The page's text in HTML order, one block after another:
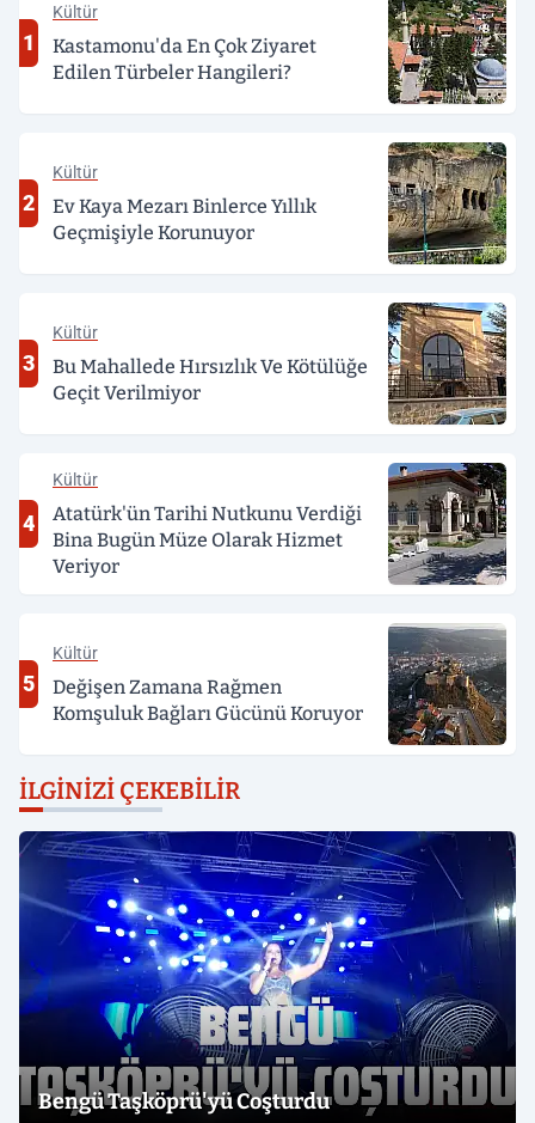
1
Kültür
Kastamonu'da En Çok Ziyaret
Edilen Türbeler Hangileri?
2
Kültür
Ev Kaya Mezarı Binlerce Yıllık
Geçmişiyle Korunuyor
3
Kültür
Bu Mahallede Hırsızlık Ve Kötülüğe
Geçit Verilmiyor
4
Kültür
Atatürk'ün Tarihi Nutkunu Verdiği
Bina Bugün Müze Olarak Hizmet
Veriyor
5
Kültür
Değişen Zamana Rağmen
Komşuluk Bağları Gücünü Koruyor
İLGINIZI ÇEKEBILIR
Bengü Taşköprü'yü Coşturdu